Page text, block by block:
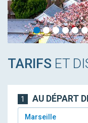
TARIFS ET
1 AU DÉPART
Marseille